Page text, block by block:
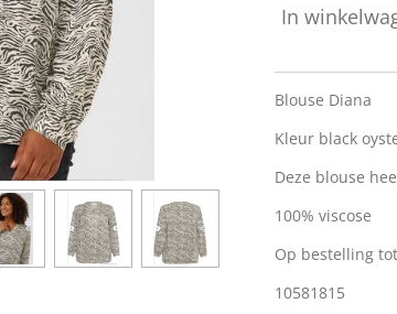
In
Blouse Diana
Kleur black
Deze blouse
100% viscose
Op bestelling
10581815